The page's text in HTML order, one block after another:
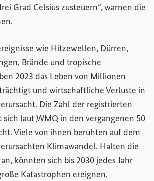
Grad Celsius zusteuern“, warnen die
wie Hitzewellen, Dürren,
Brände und tropische
2023 das Leben von Millionen
und wirtschaftliche Verluste in
Die Zahl der registrierten
sich lautWMO in den vergangenen 50
Viele von ihnen beruhten auf dem
Klimawandel. Halten die
könnten sich bis 2030 jedes Jahr
Katastrophen ereignen.